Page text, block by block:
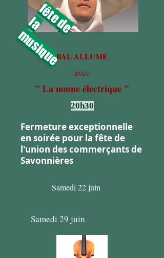
f
ê
t
e
d
e
l
a
musiqueBAL ALLUME
avec
" La nonne électrique "
20h30
Fermeture exceptionnelle
en soirée pour la fête de
l'union des commerçants de
Savonnières
Samedi 22 juin
Samedi 29 juin